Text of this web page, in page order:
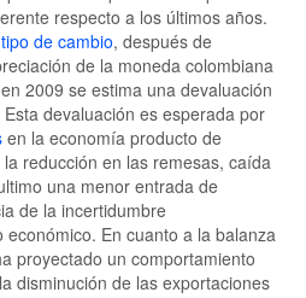
respecto a los últimos años.
tipo de cambio, después de
de la moneda colombiana
2009 se estima una devaluación
devaluación es esperada por
en la economía producto de
reducción en las remesas, caída
una menor entrada de
de la incertidumbre
En cuanto a la balanza
proyectado un comportamiento
disminución de las exportaciones